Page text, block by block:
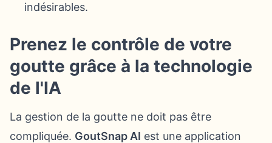
indésirables.
Prenez le contrôle de votre
goutte grâce à la technologie
de l'IA
La gestion de la goutte ne doit pas être
compliquée. GoutSnap AI est une application